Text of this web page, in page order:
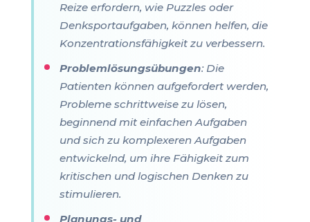
Reize erfordern, wie Puzzles oder
Denksportaufgaben, können helfen, die
Konzentrationsfähigkeit zu verbessern.
Problemlösungsübungen: Die
Patienten können aufgefordert werden,
Probleme schrittweise zu lösen,
beginnend mit einfachen Aufgaben
und sich zu komplexeren Aufgaben
entwickelnd, um ihre Fähigkeit zum
kritischen und logischen Denken zu
stimulieren.
Planungs- und